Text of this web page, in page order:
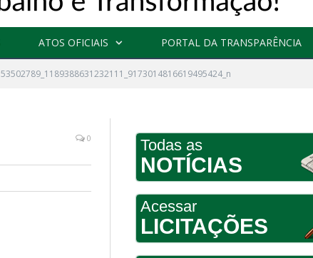
ATOS OFICIAIS PORTAL DA TRANSPARÊNCIA
53502789_1189388631232111_9173014816619495424_n
0 Todas as
NOTÍCIAS
Acessar
LICITAÇÕES